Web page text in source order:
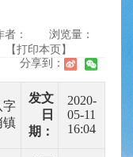
者：
浏览量：
【打印本页】
分享到：
字
镇
发文
日
期：
2020-
05-11
16:04